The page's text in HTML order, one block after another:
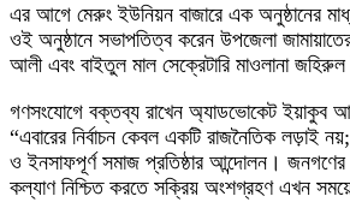
এর আগে মেরুং ইউনিয়ন বাজারে এক অনুষ্ঠানের
ওই অনুষ্ঠানে সভাপতিত্ব করেন উপজেলা
আলী এবং বাইতুল মাল সেক্রেটারি মাওলানা
গণসংযোগে বক্তব্য রাখেন অ্যাডভোকেট ইয়াকুব
“এবারের নির্বাচন কেবল একটি রাজনৈতিক লড়াই
ও ইনসাফপূর্ণ সমাজ প্রতিষ্ঠার আন্দোলন।
কল্যাণ নিশ্চিত করতে সক্রিয় অংশগ্রহণ এখন